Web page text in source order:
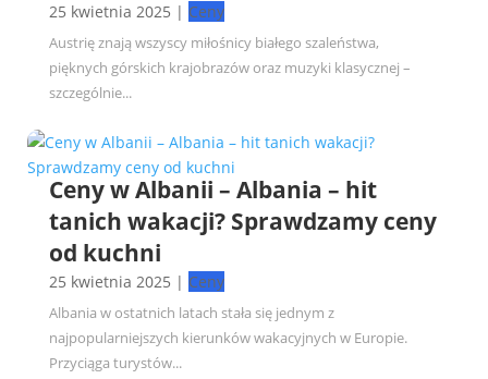
25 kwietnia 2025 | Ceny
Austrię znają wszyscy miłośnicy białego szaleństwa,
pięknych górskich krajobrazów oraz muzyki klasycznej –
szczególnie...
Ceny w Albanii – Albania – hit
tanich wakacji? Sprawdzamy ceny
od kuchni
25 kwietnia 2025 | Ceny
Albania w ostatnich latach stała się jednym z
najpopularniejszych kierunków wakacyjnych w Europie.
Przyciąga turystów...